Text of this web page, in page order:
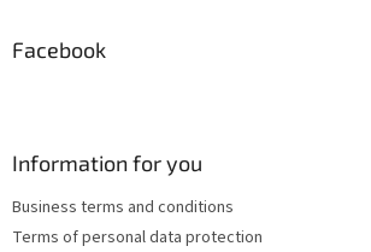
Facebook
Information for you
Business terms and conditions
Terms of personal data protection